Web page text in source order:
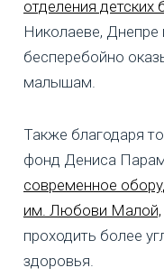
отделения детских
Николаеве,
бесперебойно
малышам.
Также благодаря
фонд Дениса
современное
им. Любови Малой,
проходить более
здоровья.